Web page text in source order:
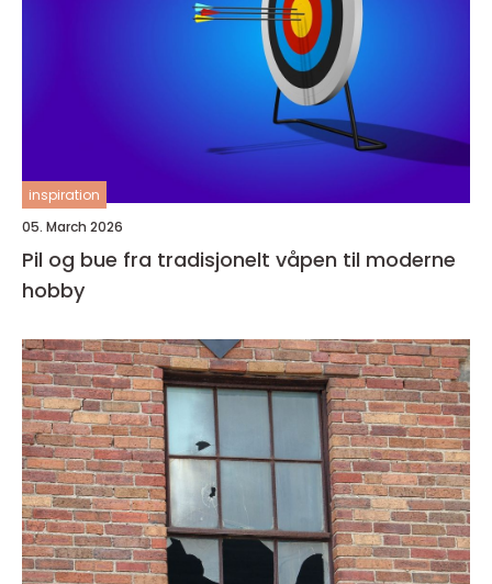
inspiration
05. March 2026
Pil og bue fra tradisjonelt våpen til moderne
hobby